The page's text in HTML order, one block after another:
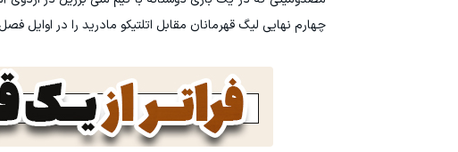
چهارم نهایی لیگ قهرمانان مقابل اتلتیکو مادرید را در اوایل